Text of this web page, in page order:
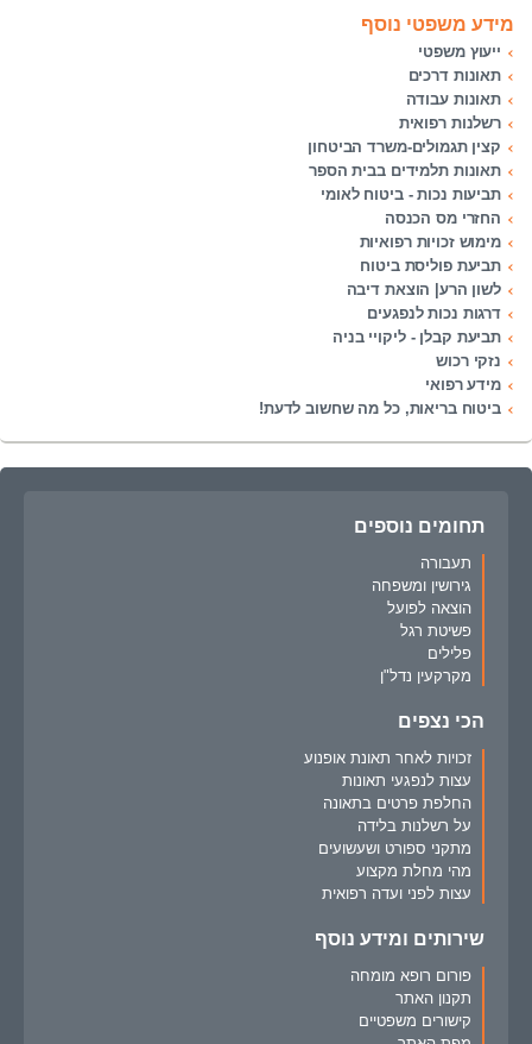
מידע משפטי נוסף
ייעוץ משפטי
תאונות דרכים
תאונות עבודה
רשלנות רפואית
קצין תגמולים-משרד הביטחון
תאונות תלמידים בבית הספר
תביעות נכות - ביטוח לאומי
החזרי מס הכנסה
מימוש זכויות רפואיות
תביעת פוליסת ביטוח
לשון הרע| הוצאת דיבה
דרגות נכות לנפגעים
תביעת קבלן - ליקויי בניה
נזקי רכוש
מידע רפואי
ביטוח בריאות, כל מה שחשוב לדעת!
תחומים נוספים
תעבורה
גירושין ומשפחה
הוצאה לפועל
פשיטת רגל
פלילים
מקרקעין נדל"ן
הכי נצפים
זכויות לאחר תאונת אופנוע
עצות לנפגעי תאונות
החלפת פרטים בתאונה
על רשלנות בלידה
מתקני ספורט ושעשועים
מהי מחלת מקצוע
עצות לפני ועדה רפואית
שירותים ומידע נוסף
פורום רופא מומחה
תקנון האתר
קישורים משפטיים